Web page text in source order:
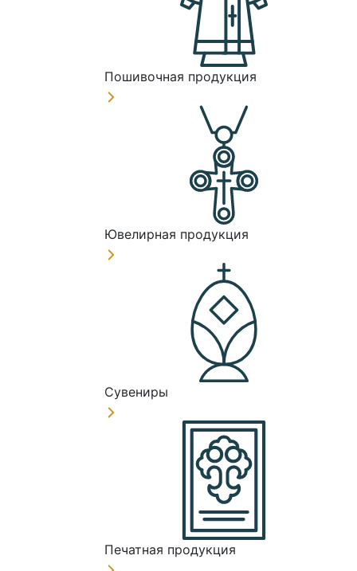
Пошивочная продукция
Ювелирная продукция
Сувениры
Печатная продукция